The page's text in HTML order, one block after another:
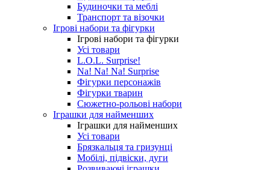
Будиночки та меблі
Транспорт та візочки
Ігрові набори та фігурки
Ігрові набори та фігурки
Усі товари
L.O.L. Surprise!
Na! Na! Na! Surprise
Фігурки персонажів
Фігурки тварин
Сюжетно-рольові набори
Іграшки для найменших
Іграшки для найменших
Усі товари
Брязкальця та гризунці
Мобілі, підвіски, дуги